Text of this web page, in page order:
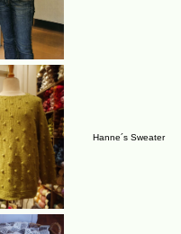
Hanne´s Sweater